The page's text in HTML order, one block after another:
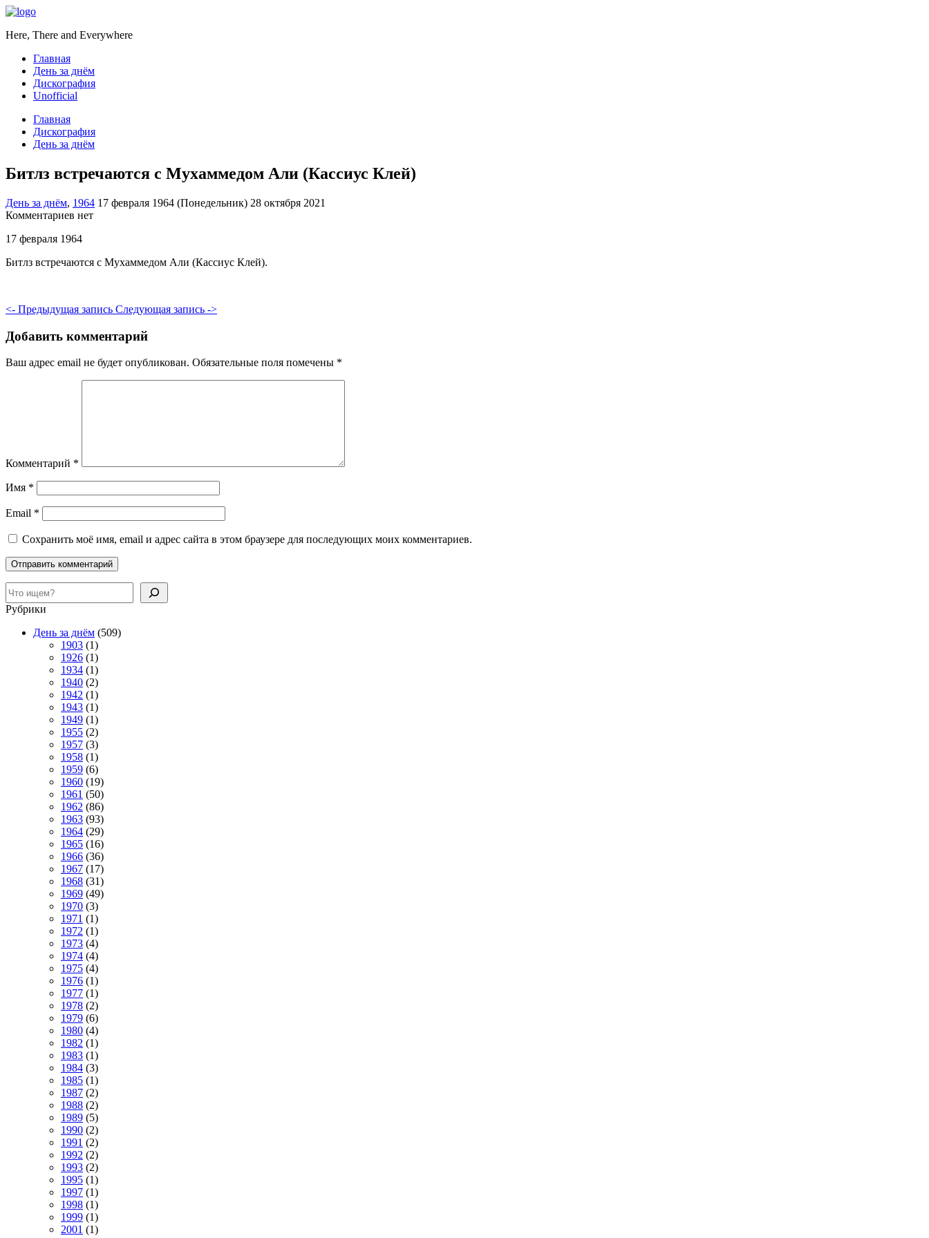
Here, There and Everywhere
Главная
День за днём
Дискография
Unofficial
Главная
Дискография
День за днём
Битлз встречаются с Мухаммедом Али (Кассиус Клей)
День за днём, 1964 17 февраля 1964 (Понедельник) 28 октября 2021
Комментариев нет
17 февраля 1964
Битлз встречаются с Мухаммедом Али (Кассиус Клей).
<- Предыдущая запись Следующая запись ->
Добавить комментарий
Ваш адрес email не будет опубликован. Обязательные поля помечены *
Комментарий *
Имя *
Email *
Сохранить моё имя, email и адрес сайта в этом браузере для последующих моих комментариев.
Поиск
Рубрики
День за днём (509)
1903 (1)
1926 (1)
1934 (1)
1940 (2)
1942 (1)
1943 (1)
1949 (1)
1955 (2)
1957 (3)
1958 (1)
1959 (6)
1960 (19)
1961 (50)
1962 (86)
1963 (93)
1964 (29)
1965 (16)
1966 (36)
1967 (17)
1968 (31)
1969 (49)
1970 (3)
1971 (1)
1972 (1)
1973 (4)
1974 (4)
1975 (4)
1976 (1)
1977 (1)
1978 (2)
1979 (6)
1980 (4)
1982 (1)
1983 (1)
1984 (3)
1985 (1)
1987 (2)
1988 (2)
1989 (5)
1990 (2)
1991 (2)
1992 (2)
1993 (2)
1995 (1)
1997 (1)
1998 (1)
1999 (1)
2001 (1)